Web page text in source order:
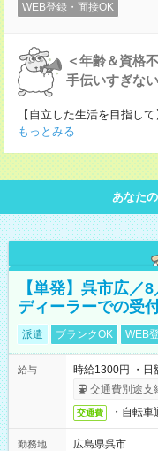
WEB登録・面接OK
＜年齢＆資格
手伝いすぎな
【自立した生活を目指し
もっとみる
あなた
【単発】呉市広／
ディーラーでの受
派遣 ブランクOK WEB
給与
時給1300円 ・日
交通費別途支
交通費 ・自転
勤務地
広島県呉市